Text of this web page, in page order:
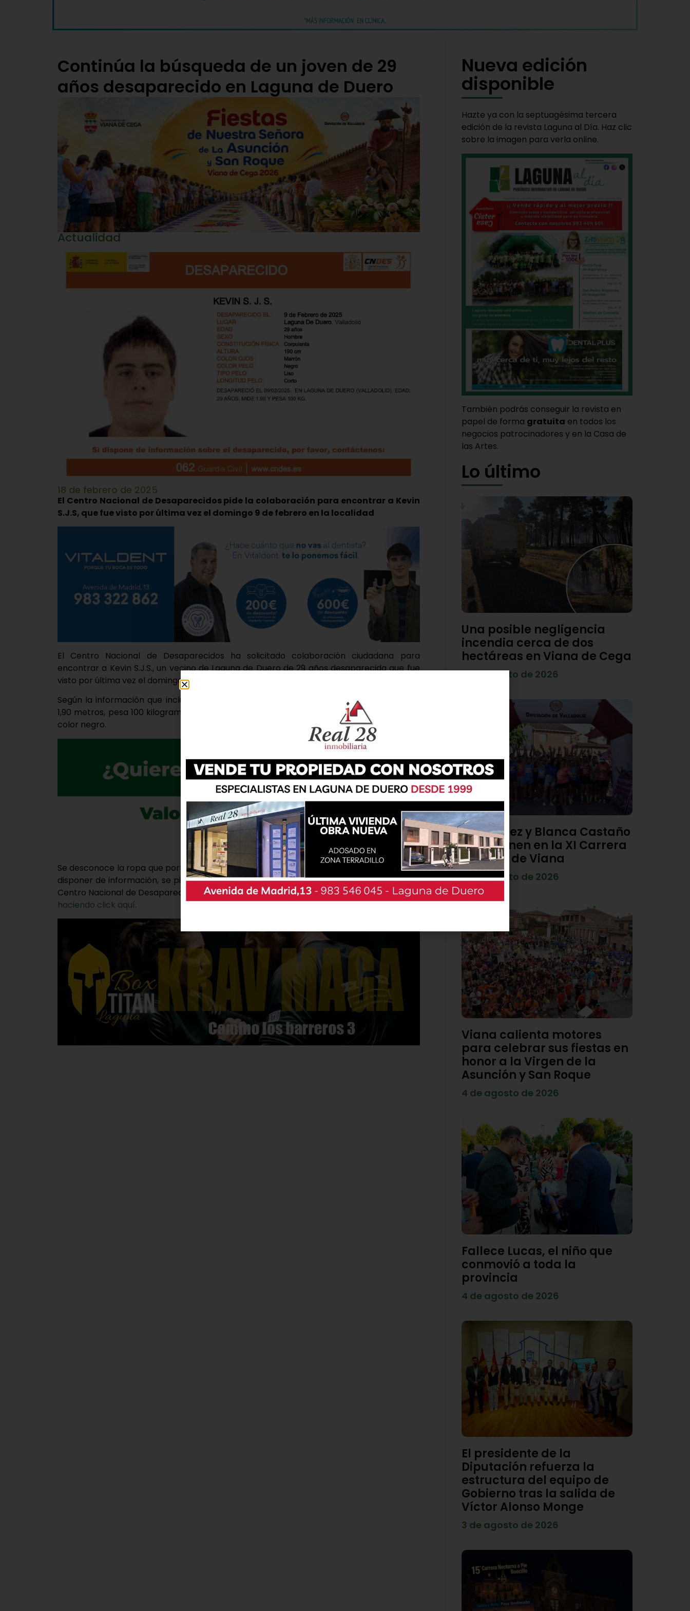
Continúa la búsqueda de un joven de 29
años desaparecido en Laguna de Duero
Actualidad
18 de febrero de 2025
El Centro Nacional de Desaparecidos pide la colaboración para encontrar a Kevin
S.J.S, que fue visto por última vez el domingo 9 de febrero en la localidad
El Centro Nacional de Desaparecidos ha solicitado colaboración ciudadana para
encontrar a Kevin S.J.S., un vecino de Laguna de Duero de 29 años desaparecida que fue
visto por última vez el domingo, 9 de febrero, en la localidad.
Según la información que incluye el organismo en su página web el desaparecido mide
1,90 metros, pesa 100 kilogramos, su color de ojos es marrón y su pelo es corto y liso, de
color negro.
Se desconoce la ropa que portaba la última vez que fue visto. Para todo aquel que pueda
disponer de información, se pide contactar con la Guardia Civil llamando al 062 o con el
Centro Nacional de Desaparecidos
a través de su página web, a la que se puede acceder
haciendo click aquí.
Nueva edición
disponible
Hazte ya con la septuagésima tercera
edición de la revista Laguna al Día. Haz clic
sobre la imagen para verla online.
También podrás conseguir la revista en
papel de forma gratuita en todos los
negocios patrocinadores y en la Casa de
las Artes.
Lo último
Una posible negligencia
incendia cerca de dos
hectáreas en Viana de Cega
7 de agosto de 2026
Diego Díez y Blanca Castaño
se imponen en la XI Carrera
Popular de Viana
4 de agosto de 2026
Viana calienta motores
para celebrar sus fiestas en
honor a la Virgen de la
Asunción y San Roque
4 de agosto de 2026
Fallece Lucas, el niño que
conmovió a toda la
provincia
4 de agosto de 2026
El presidente de la
Diputación refuerza la
estructura del equipo de
Gobierno tras la salida de
Víctor Alonso Monge
3 de agosto de 2026